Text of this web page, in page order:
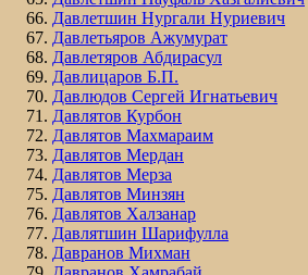
Давлетшин Нургали Нуриевич
Давлетьяров Ажумурат
Давлетяров Абдирасул
Давлицаров Б.П.
Давлюдов Сергей Игнатьевич
Давлятов Курбон
Давлятов Махмараим
Давлятов Мердан
Давлятов Мерза
Давлятов Минзян
Давлятов Халзанар
Давлятшин Шарифулла
Давранов Михман